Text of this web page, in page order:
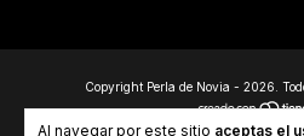
Al navegar por este sitio aceptas el
Copyright Perla de Novia - 2026.